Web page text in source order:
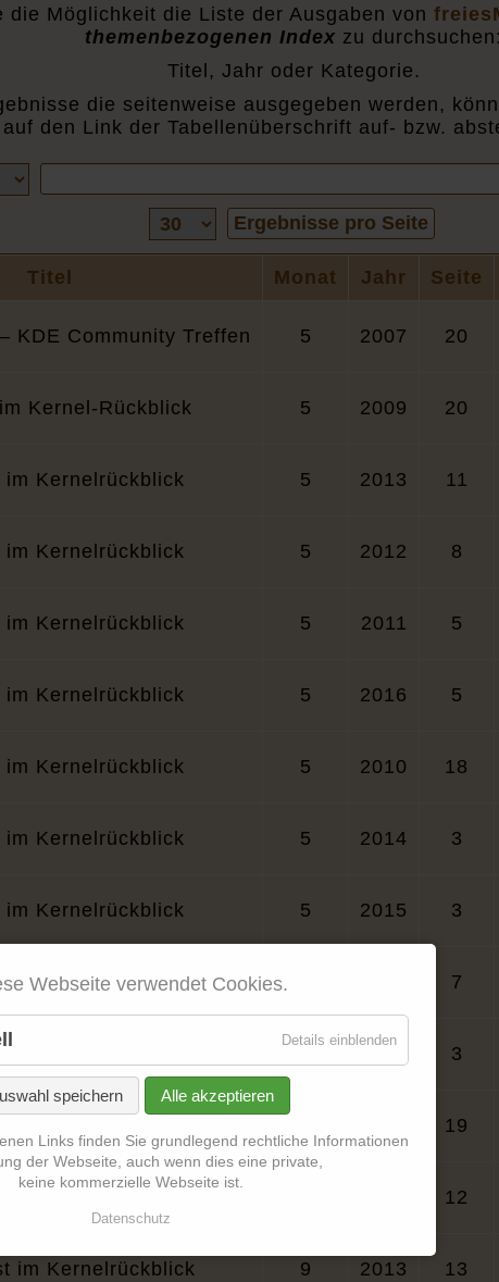
die Möglichkeit die Liste der Ausgaben von
themenbezogenen Index zu durchsuchen:
Titel, Jahr oder Kategorie.
die seitenweise ausgegeben werden,
auf den Link der Tabellenüberschrift auf- bzw.
Ergebnisse
pro
Ergebnisse pro Seite
Titel Monat Jahr Seite
KDE Community Treffen 5 2007 20
Kernel-Rückblick 5 2009 20
im Kernelrückblick 5 2013 11
im Kernelrückblick 5 2012 8
im Kernelrückblick 5 2011 5
im Kernelrückblick 5 2016 5
im Kernelrückblick 5 2010 18
im Kernelrückblick 5 2014 3
im Kernelrückblick 5 2015 3
im Kernel-Rückblick 7
im Kernelrückblick 3
19
12
im Kernelrückblick 9 2013 13
Webseite verwendet Cookies.
Details einblenden
speichern Alle akzeptieren
Links finden Sie grundlegend rechtliche Informationen
der Webseite, auch wenn dies eine private,
keine kommerzielle Webseite ist.
Datenschutz